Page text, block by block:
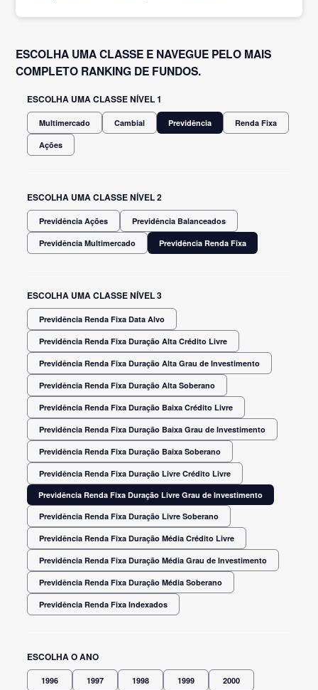
ESCOLHA UMA CLASSE E NAVEGUE PELO MAIS
COMPLETO RANKING DE FUNDOS.
ESCOLHA UMA CLASSE NÍVEL 1
Multimercado Cambial Previdência Renda Fixa
Ações
ESCOLHA UMA CLASSE NÍVEL 2
Previdência Ações Previdência Balanceados
Previdência Multimercado Previdência Renda Fixa
ESCOLHA UMA CLASSE NÍVEL 3
Previdência Renda Fixa Data Alvo
Previdência Renda Fixa Duração Alta Crédito Livre
Previdência Renda Fixa Duração Alta Grau de Investimento
Previdência Renda Fixa Duração Alta Soberano
Previdência Renda Fixa Duração Baixa Crédito Livre
Previdência Renda Fixa Duração Baixa Grau de Investimento
Previdência Renda Fixa Duração Baixa Soberano
Previdência Renda Fixa Duração Livre Crédito Livre
Previdência Renda Fixa Duração Livre Grau de Investimento
Previdência Renda Fixa Duração Livre Soberano
Previdência Renda Fixa Duração Média Crédito Livre
Previdência Renda Fixa Duração Média Grau de Investimento
Previdência Renda Fixa Duração Média Soberano
Previdência Renda Fixa Indexados
ESCOLHA O ANO
1996 1997 1998 1999 2000